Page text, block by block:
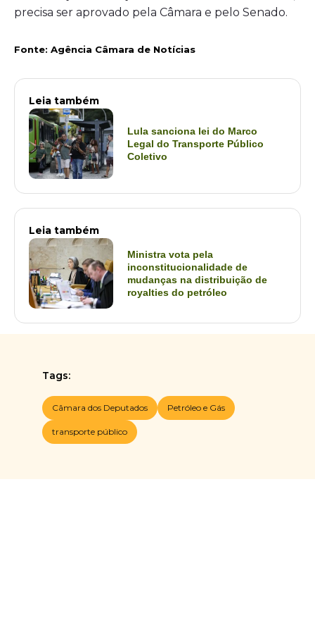
precisa ser aprovado pela Câmara e pelo Senado.
Fonte: Agência Câmara de Notícias
Leia também
Lula sanciona lei do Marco
Legal do Transporte Público
Coletivo
Leia também
Ministra vota pela
inconstitucionalidade de
mudanças na distribuição de
royalties do petróleo
Tags:
Cãmara dos Deputados Petróleo e Gás
transporte público